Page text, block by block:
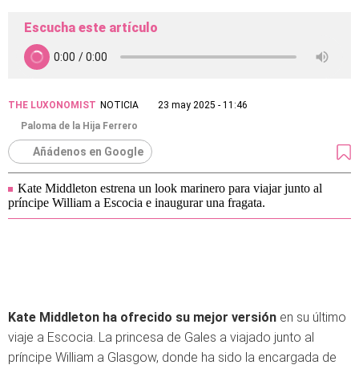
Escucha este artículo
THE LUXONOMIST NOTICIA
23 may 2025 - 11:46
Paloma de la Hija Ferrero
Añádenos en Google
Kate Middleton estrena un look marinero para viajar junto al
príncipe William a Escocia e inaugurar una fragata.
Kate Middleton ha ofrecido su mejor versión en su último
viaje a Escocia. La princesa de Gales a viajado junto al
príncipe William a Glasgow, donde ha sido la encargada de